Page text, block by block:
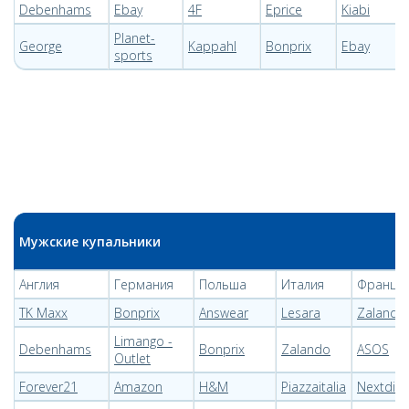
Debenhams Ebay 4F Eprice Kiabi
George
Planet-
sports
Kappahl Bonprix Ebay
Мужские купальники
Англия Германия Польша Италия
TK Maxx
Bonprix Answear Lesara Zalando
Debenhams
Limango -
Outlet
Bonprix Zalando ASOS
Forever21 Amazon H&M Piazzaitalia